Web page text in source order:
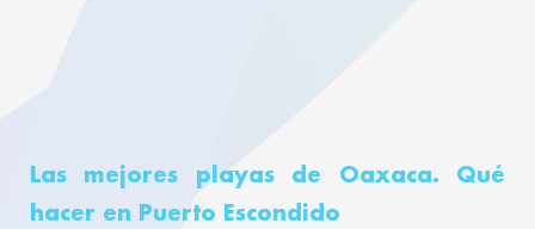
Las mejores playas de Oaxaca. Qué
hacer en Puerto Escondido